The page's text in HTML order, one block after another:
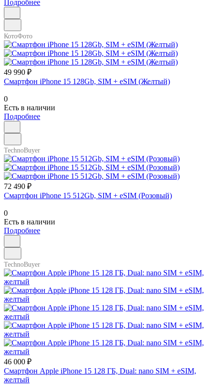
Подробнее
КотоФото
49 990 ₽
Смартфон iPhone 15 128Gb, SIM + eSIM (Желтый)
0
Есть в наличии
Подробнее
TechnoBuyer
72 490 ₽
Смартфон iPhone 15 512Gb, SIM + eSIM (Розовый)
0
Есть в наличии
Подробнее
TechnoBuyer
46 000 ₽
Смартфон Apple iPhone 15 128 ГБ, Dual: nano SIM + eSIM,
желтый